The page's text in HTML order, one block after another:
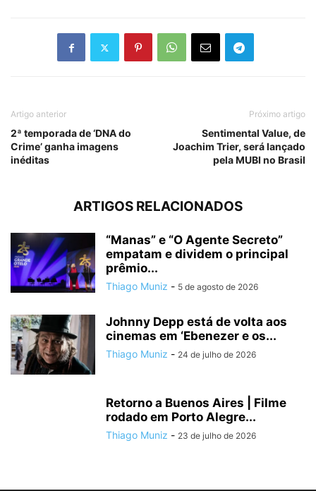
Artigo anterior
2ª temporada de ‘DNA do
Crime’ ganha imagens
inéditas
Próximo artigo
Sentimental Value, de
Joachim Trier, será lançado
pela MUBI no Brasil
ARTIGOS RELACIONADOS
“Manas” e “O Agente Secreto”
empatam e dividem o principal
prêmio...
Thiago Muniz - 5 de agosto de 2026
Johnny Depp está de volta aos
cinemas em ‘Ebenezer e os...
Thiago Muniz - 24 de julho de 2026
Retorno a Buenos Aires | Filme
rodado em Porto Alegre...
Thiago Muniz - 23 de julho de 2026